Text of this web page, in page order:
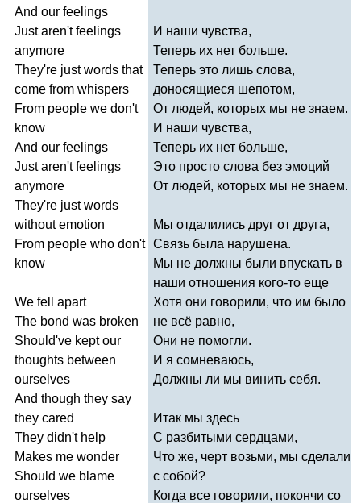
And our feelings
Just aren't feelings
anymore
They're just words that
come from whispers
From people we don't
know
And our feelings
Just aren't feelings
anymore
They're just words
without emotion
From people who don't
know
We fell
apart
The bond was broken
Should've kept our
thoughts between
ourselves
And though they say
they cared
They didn't help
Makes me wonder
Should we blame
ourselves
И наши чувства,
Теперь их нет больше.
Теперь это лишь слова,
доносящиеся шепотом,
От людей, которых мы не знаем.
И наши чувства,
Теперь их нет больше,
Это просто слова без эмоций
От людей, которых мы не знаем.
Мы отдалились друг от друга,
Связь была нарушена.
Мы не должны были впускать в
наши отношения кого-то еще
Хотя они говорили, что им было
не всё равно,
Они не помогли.
И я сомневаюсь,
Должны ли мы винить себя.
Итак мы здесь
С разбитыми сердцами,
Что же, черт возьми, мы сделали
с собой?
Когда все говорили, покончи со